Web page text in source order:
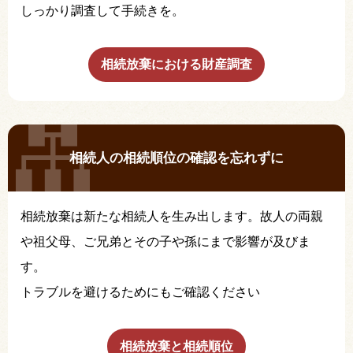
しっかり調査して手続きを。
相続放棄における財産調査
相続人の相続順位の確認を忘れずに
相続放棄は新たな相続人を生み出します。故人の両親
や祖父母、ご兄弟とその子や孫にまで影響が及びま
す。
トラブルを避けるためにもご確認ください
相続放棄と相続順位